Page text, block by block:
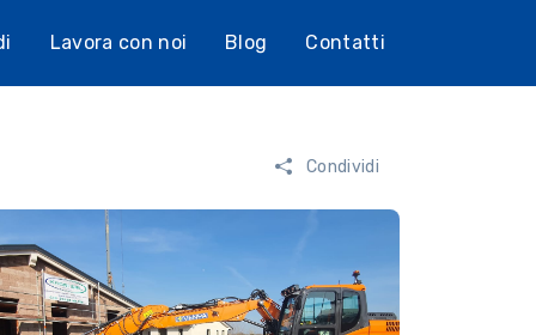
Lavora con noi Blog Contatti
Condividi